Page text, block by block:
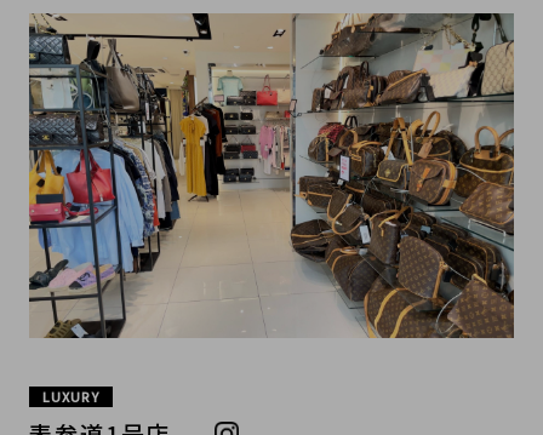
LUXURY